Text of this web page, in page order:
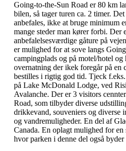
Going-to-the-Sun Road er 80 km
bilen, så tager turen ca. 2 timer.
anbefales, ikke at bruge minimum
mange steder man kører forbi. Der
anbefalelsesværdige gåture på
er mulighed for at sove langs
campingplads og på motel/hotel
overnatning der ikek foregår på en
bestilles i rigtig god tid. Tjeck
på Lake McDonald Lodge, ved
Avalanche. Der er 3 visitors
Road, som tilbyder diverse
drikkevand, souveniers og diverse
og vandremuligheder. En del af
Canada. En oplagt mulighed for en
hvor parken i denne del også